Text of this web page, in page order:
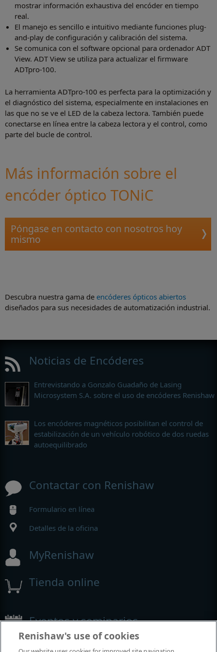
mostrar información exhaustiva del encóder en tiempo
real.
El manejo es sencillo e intuitivo mediante funciones plug-
and-play de configuración y calibración del sistema.
Se comunica con el software opcional para ordenador ADT
View. ADT View se utiliza para actualizar el firmware
ADTpro-100.
La herramienta ADTpro-100 es perfecta para la optimización y
el diagnóstico del sistema, especialmente en instalaciones en
las que no se ve el LED de la cabeza lectora. También puede
conectarse en línea entre la cabeza lectora y el control, como
parte del bucle de control.
Más información sobre el
encóder óptico TONiC
Póngase en contacto con nosotros hoy
mismo
Descubra nuestra gama de encóderes ópticos abiertos
diseñados para sus necesidades de automatización industrial.
Noticias de Encóderes
Entrevistando a Gonzalo Guadaño de Lasing
Microsystem S.A. sobre el uso de encóderes Renishaw
Los encóderes magnéticos posibilitan el control de
estabilización de un vehículo robótico de dos ruedas
autoequilibrado
Contactar con Renishaw
Formulario en línea
Detalles de la oficina
MyRenishaw
Tienda online
Eventos y seminarios
Renishaw's use of cookies